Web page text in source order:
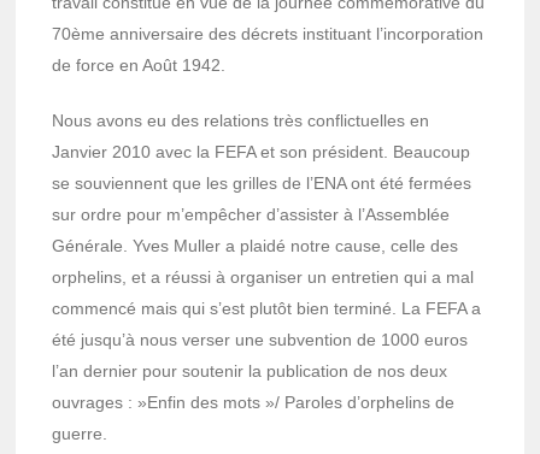
70ème anni­ver­saire des décrets insti­tuant l’in­cor­po­ra­tion
de force en Août 1942.
Nous avons eu des rela­tions très conflic­tuelles en
Janvier 2010 avec la FEFA et son président. Beau­coup
se souviennent que les grilles de l’ENA ont été fermées
sur ordre pour m’em­pê­cher d’as­sis­ter à l’As­sem­blée
Géné­rale. Yves Muller a plaidé notre cause, celle des
orphe­lins, et a réussi à orga­ni­ser un entre­tien qui a mal
commencé mais qui s’est plutôt bien terminé. La FEFA a
été jusqu’à nous verser une subven­tion de 1000 euros
l’an dernier pour soute­nir la publi­ca­tion de nos deux
ouvrages : »Enfin des mots »/ Paroles d’or­phe­lins de
guerre.